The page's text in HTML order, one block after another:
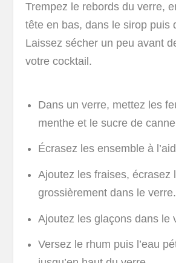
Trempez le rebords du verre,
tête en bas, dans le sirop puis
Laissez sécher un peu avant
votre cocktail.
Dans un verre, mettez les
menthe et le sucre de
Écrasez les ensemble à
Ajoutez les fraises, écrasez
grossièrement dans le verre.
Ajoutez les glaçons dans le
Versez le rhum puis l’eau